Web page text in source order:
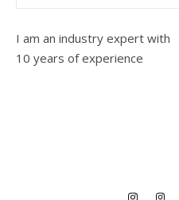
I am an industry expert with
10 years of experience